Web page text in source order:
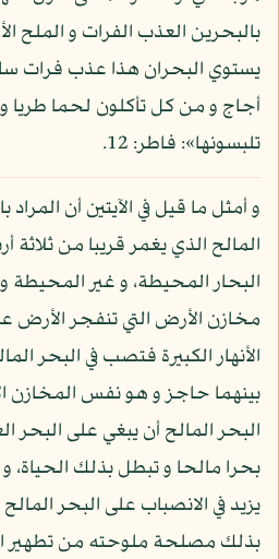
بالبحرين العذب الفرات و الملح
يستوي البحران هذا عذب فرات
أجاج و من كل تأكلون لحما
تلبسونها»: فاطر: 12.
و أمثل ما قيل في الآيتين أن
المالح الذي يغمر قريبا من ثلاثة
البحار المحيطة، و غير المحيطة
مخازن الأرض التي تنفجر الأرض
الأنهار الكبيرة فتصب في البحر
بينهما حاجز و هو نفس المخازن
البحر المالح أن يبغي على البحر
بحرا مالحا و تبطل بذلك
يزيد في الانصباب على البحر
بذلك مصلحة ملوحته من تطهير